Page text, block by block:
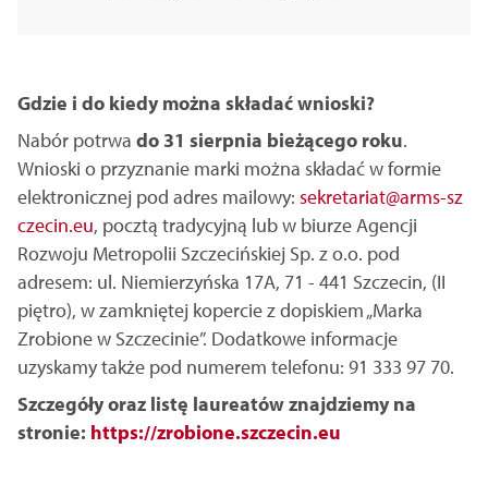
Gdzie i do kiedy można składać wnioski?
Nabór potrwa do 31 sierpnia bieżącego roku.
Wnioski o przyznanie marki można składać w formie
elektronicznej pod adres mailowy: sekretariat@arms-sz
czecin.eu, pocztą tradycyjną lub w biurze Agencji
Rozwoju Metropolii Szczecińskiej Sp. z o.o. pod
adresem: ul. Niemierzyńska 17A, 71 - 441 Szczecin, (II
piętro), w zamkniętej kopercie z dopiskiem „Marka
Zrobione w Szczecinie”. Dodatkowe informacje
uzyskamy także pod numerem telefonu: 91 333 97 70.
Szczegóły oraz listę laureatów znajdziemy na
stronie: https://zrobione.szczecin.eu